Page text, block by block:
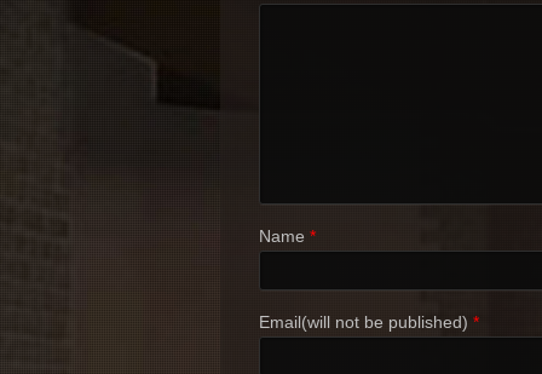
Name *
Email(will not be published) *